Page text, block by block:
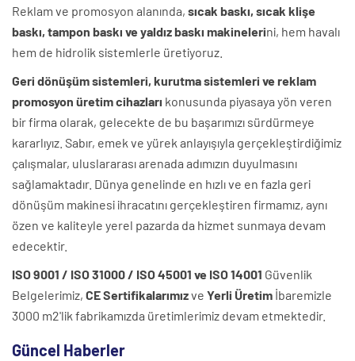
Reklam ve promosyon alanında, sıcak baskı, sıcak klişe
baskı, tampon baskı ve yaldız baskı makinelerini, hem havalı
hem de hidrolik sistemlerle üretiyoruz.
Geri dönüşüm sistemleri, kurutma sistemleri ve reklam
promosyon üretim cihazları konusunda piyasaya yön veren
bir firma olarak, gelecekte de bu başarımızı sürdürmeye
kararlıyız. Sabır, emek ve yürek anlayışıyla gerçekleştirdiğimiz
çalışmalar, uluslararası arenada adımızın duyulmasını
sağlamaktadır. Dünya genelinde en hızlı ve en fazla geri
dönüşüm makinesi ihracatını gerçekleştiren firmamız, aynı
özen ve kaliteyle yerel pazarda da hizmet sunmaya devam
edecektir.
ISO 9001 / ISO 31000 / ISO 45001 ve ISO 14001 Güvenlik
Belgelerimiz, CE Sertifikalarımızve Yerli Üretim İbaremizle
3000 m2'lik fabrikamızda üretimlerimiz devam etmektedir.
Güncel Haberler